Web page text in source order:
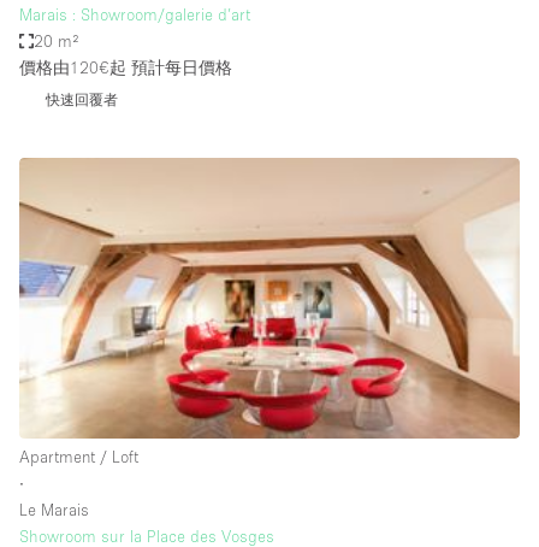
Liquor Licence
Living Space
Multiple Rooms
Raw
Rooftop / Terrace
Security System
Smoking Area
Sound & Video Equipment
Street Level
Marais : Showroom/galerie d’art
20 m²
價格由120€起 預計每日價格
快速回覆者
Apartment / Loft
∙
Le Marais
Showroom sur la Place des Vosges